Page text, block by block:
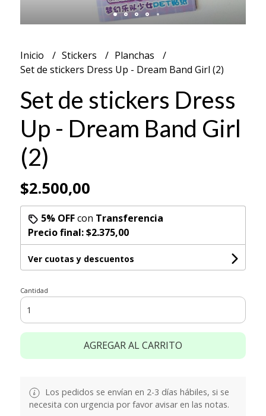
Inicio Stickers
Planchas
Set de stickers Dress Up - Dream Band Girl (2)
Set de stickers Dress
Up - Dream Band Girl
(2)
$2.500,00
5% OFFcon Transferencia
Precio final:$2.375,00
Ver cuotas y descuentos
Cantidad
AGREGAR AL CARRITO
Los pedidos se envían en 2-3 días hábiles, si se
necesita con urgencia por favor avisar en las notas.